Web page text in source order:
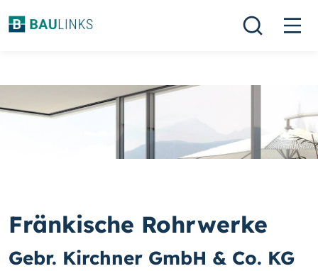
Fränkische Rohrwerke
Gebr. Kirchner GmbH & Co. KG